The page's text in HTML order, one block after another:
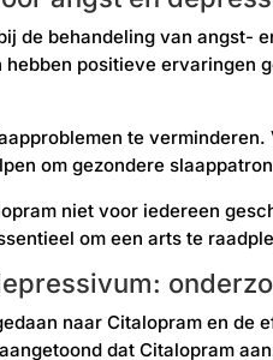
de behandeling van angst-
positieve ervaringen
te
om gezondere
niet voor iedereen
om een ​​arts te
naar Citalopram en
dat Citalopram